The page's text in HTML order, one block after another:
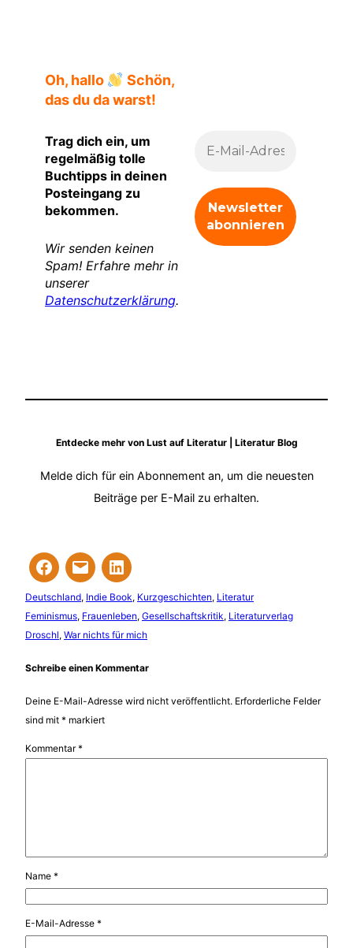
Oh, hallo
Schön,
das du da warst!
Trag dich ein, um
regelmäßig tolle
Buchtipps in deinen
Posteingang zu
bekommen.
Wir senden keinen
Spam! Erfahre mehr in
unserer
Datenschutzerklärung.
Entdecke mehr von Lust auf Literatur | Literatur Blog
Melde dich für ein Abonnement an, um die neuesten
Beiträge per E-Mail zu erhalten.
Deutschland, Indie Book, Kurzgeschichten, Literatur
Feminismus, Frauenleben, Gesellschaftskritik, Literaturverlag
Droschl, War nichts für mich
Schreibe einen Kommentar
Deine E-Mail-Adresse wird nicht veröffentlicht. Erforderliche Felder
sind mit * markiert
Kommentar*
Name *
E-Mail-Adresse *